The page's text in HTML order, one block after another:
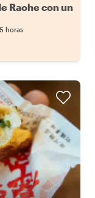
Raohe con un
horas